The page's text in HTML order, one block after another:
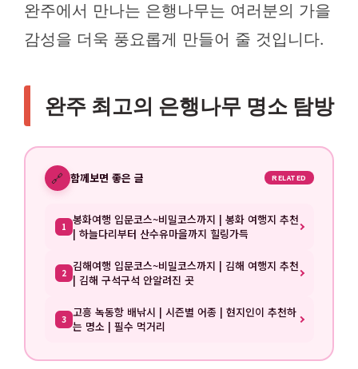
완주에서 만나는 은행나무는 여러분의 가을
감성을 더욱 풍요롭게 만들어 줄 것입니다.
완주 최고의 은행나무 명소 탐방
🔗 함께보면 좋은 글 RELATED
1 봉화여행 입문코스~비밀코스까지 | 봉화 여행지 추천
| 하늘다리부터 산수유마을까지 힐링가득
2 김해여행 입문코스~비밀코스까지 | 김해 여행지 추천
| 김해 구석구석 안알려진 곳
3 고흥 녹동항 배낚시 | 시즌별 어종 | 현지인이 추천하
는 명소 | 필수 먹거리